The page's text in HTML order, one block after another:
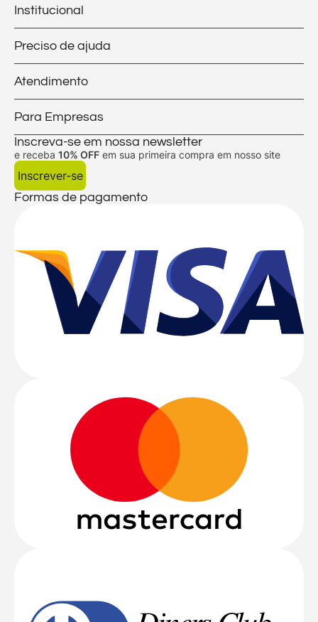
Institucional
Preciso de ajuda
Atendimento
Para Empresas
Inscreva-se em nossa newsletter
e receba 10% OFF em sua primeira compra em nosso site
Inscrever-se
Formas de pagamento